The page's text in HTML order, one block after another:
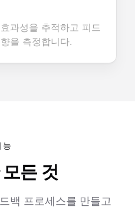
과성을 추적하고 피드
을 측정합니다.
능
든 것
백 프로세스를 만들고